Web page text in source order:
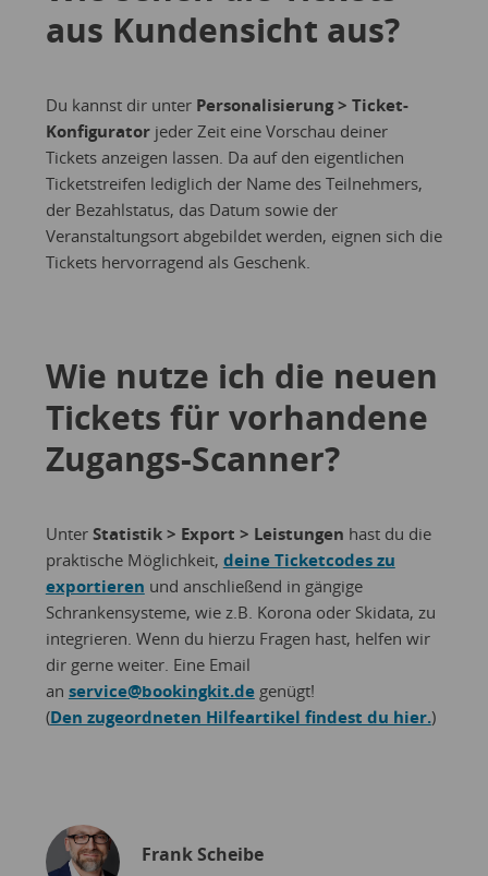
aus Kundensicht aus?
Du kannst dir unter Personalisierung > Ticket-
Konfiguratorjeder Zeit eine Vorschau deiner
Tickets anzeigen lassen. Da auf den eigentlichen
Ticketstreifen lediglich der Name des Teilnehmers,
der Bezahlstatus, das Datum sowie der
Veranstaltungsort abgebildet werden, eignen sich die
Tickets hervorragend als Geschenk.
Wie nutze ich die neuen
Tickets für vorhandene
Zugangs-Scanner?
Unter Statistik > Export > Leistungen hast du die
praktische Möglichkeit, deine Ticketcodes zu
exportieren und anschließend in gängige
Schrankensysteme, wie z.B. Korona oder Skidata, zu
integrieren. Wenn du hierzu Fragen hast, helfen wir
dir gerne weiter. Eine Email
an service@bookingkit.degenügt!
(Den zugeordneten Hilfeartikel findest du hier.)
Frank Scheibe